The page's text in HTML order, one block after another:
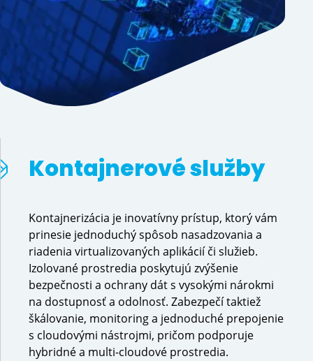
Kontajnerové služby
Kontajnerizácia je inovatívny prístup, ktorý vám
prinesie jednoduchý spôsob nasadzovania a
riadenia virtualizovaných aplikácií či služieb.
Izolované prostredia poskytujú zvýšenie
bezpečnosti a ochrany dát s vysokými nárokmi
na dostupnosť a odolnosť. Zabezpečí taktiež
škálovanie, monitoring a jednoduché prepojenie
s cloudovými nástrojmi, pričom podporuje
hybridné a multi-cloudové prostredia.
Predchádzajúci